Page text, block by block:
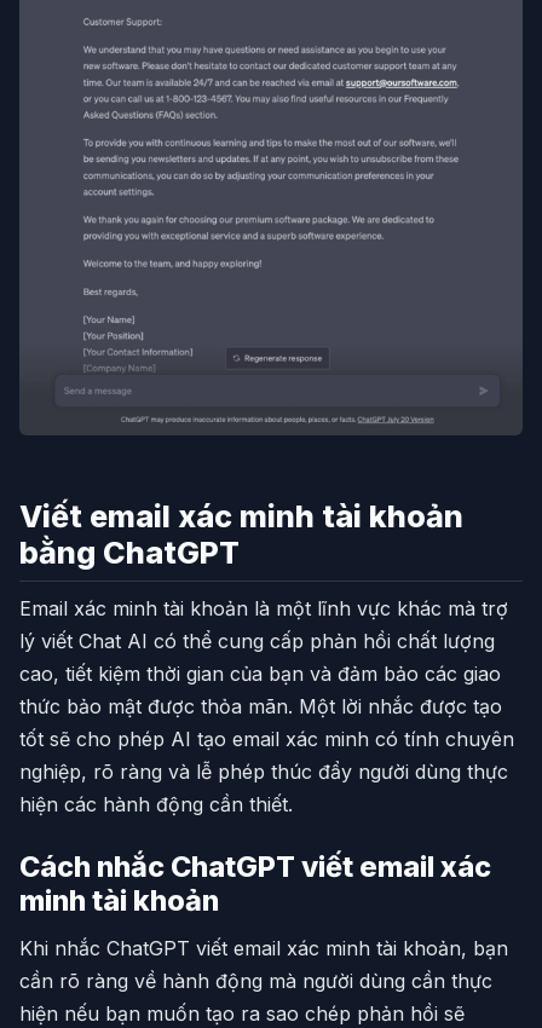
Viết email xác minh tài khoản
bằng ChatGPT
Email xác minh tài khoản là một lĩnh vực khác mà trợ
lý viết Chat AI có thể cung cấp phản hồi chất lượng
cao, tiết kiệm thời gian của bạn và đảm bảo các giao
thức bảo mật được thỏa mãn. Một lời nhắc được tạo
tốt sẽ cho phép AI tạo email xác minh có tính chuyên
nghiệp, rõ ràng và lễ phép thúc đẩy người dùng thực
hiện các hành động cần thiết.
Cách nhắc ChatGPT viết email xác
minh tài khoản
Khi nhắc ChatGPT viết email xác minh tài khoản, bạn
cần rõ ràng về hành động mà người dùng cần thực
hiện nếu bạn muốn tạo ra sao chép phản hồi sẽ